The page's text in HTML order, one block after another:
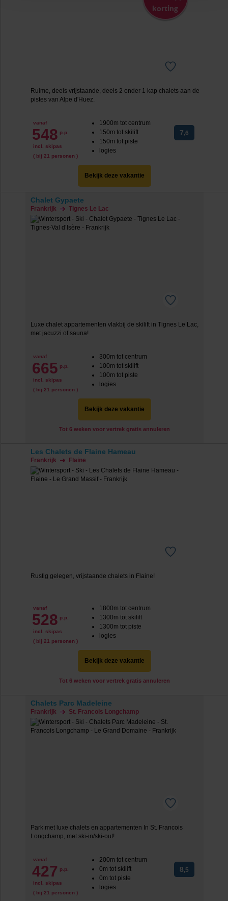
cookie aangeven of je die wel of niet wilt toestaan.
korting
Ruime, deels vrijstaande, deels 2 onder 1 kap chalets aan de
pistes van Alpe d'Huez.
vanaf
548 p.p.
incl. skipas
( bij 21 personen )
1900m tot centrum
150m tot skilift
150m tot piste
logies
7,6
Bekijk deze vakantie
Chalet Gypaete
Frankrijk Tignes Le Lac
Luxe chalet appartementen vlakbij de skilift in Tignes Le Lac,
met jacuzzi of sauna!
vanaf
665 p.p.
incl. skipas
( bij 21 personen )
300m tot centrum
100m tot skilift
100m tot piste
logies
Bekijk deze vakantie
Tot 6 weken voor vertrek gratis annuleren
Les Chalets de Flaine Hameau
Frankrijk Flaine
Rustig gelegen, vrijstaande chalets in Flaine!
vanaf
528 p.p.
incl. skipas
( bij 21 personen )
1800m tot centrum
1300m tot skilift
1300m tot piste
logies
Bekijk deze vakantie
Tot 6 weken voor vertrek gratis annuleren
Chalets Parc Madeleine
Frankrijk St. Francois Longchamp
Park met luxe chalets en appartementen In St. Francois
Longchamp, met ski-in/ski-out!
vanaf
427 p.p.
incl. skipas
( bij 21 personen )
200m tot centrum
0m tot skilift
0m tot piste
logies
8,5